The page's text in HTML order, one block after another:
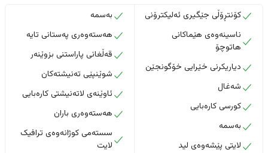
کۆنتڕۆڵی جێگیری ئەلیکترۆنی
ناسینەوەی هێماکانی
هاتوچۆ
دیاریکرنی خێرایی خۆگونجێن
شەغال
کورسی کارەبایی
بەسمە
لایتی پێشەوەی لید
بەسمە
هەستەوەری پەستانی تایە
قەڵغانی پاراستنی بزوێنەر
شوێنپێی تەنیشتەکان
ئاوێنەی لاتەنیشتی کارەبایی
هەستەوەری باران
سستەمی کوژانەوەی ترافیک
لایت